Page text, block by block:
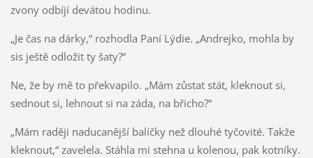
zvony odbíjí devátou hodinu.
„Je čas na dárky,“ rozhodla Paní Lýdie. „Andrejko, mohla by
sis ještě odložit ty šaty?“
Ne, že by mě to překvapilo. „Mám zůstat stát, kleknout si,
sednout si, lehnout si na záda, na břicho?“
„Mám raději naducanější balíčky než dlouhé tyčovité. Takže
kleknout,“ zavelela. Stáhla mi stehna u kolenou, pak kotníky.